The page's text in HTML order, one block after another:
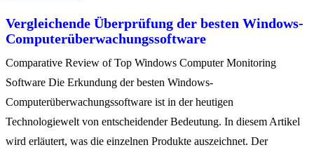
Vergleichende Überprüfung der besten Windows-
Computerüberwachungssoftware
Comparative Review of Top Windows Computer Monitoring
Software Die Erkundung der besten Windows-
Computerüberwachungssoftware ist in der heutigen
Technologiewelt von entscheidender Bedeutung. In diesem Artikel
wird erläutert, was die einzelnen Produkte auszeichnet. Der